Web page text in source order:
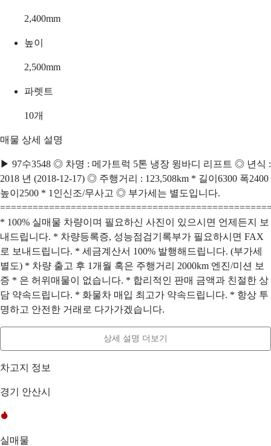
2,400mm
높이
2,500mm
파렛트
10개
매물 상세 설명
▶ 97수3548 ◎ 차명 : 메가트럭 5톤 냉장 윙바디 리프트 ◎ 년식 :
2018 년 (2018-12-17) ◎ 주행거리 : 123,508km * 길이6300 폭2400
높이2500 * 1인신조/무사고 ◎ 부가세는 별도입니다.
* 100% 실매물 차량이며 필요하신 사진이 있으시면 언제든지 보
내드립니다. * 차량등록증, 성능점검기록부가 필요하시면 FAX
로 보내드립니다. * 세금계산서 100% 발행해드립니다. (부가세
별도) * 차량 출고 후 1개월 혹은 주행거리 2000km 엔진/미션 보
증 * 은 허위매물이 없습니다. * 합리적인 판매 금액과 친절한 상
담 약속드립니다. * 화물차 매입 최고가 약속드립니다. * 항상 투
명하고 안전한 거래로 다가가겠습니다.
상세 설명 더보기
차고지 정보
경기 안산시
실매물